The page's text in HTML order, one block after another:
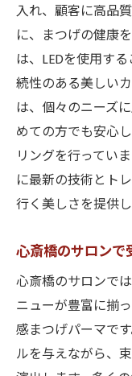
入れ、顧客に高品
に、まつげの健康
は、LEDを使用す
続性のある美しい
は、個々のニーズ
めての方でも安心
リングを行ってい
に最新の技術とト
行く美しさを提供し
心斎橋のサロンで
心斎橋のサロンで
ニューが豊富に揃
感まつげパーマで
ルを与えながら、